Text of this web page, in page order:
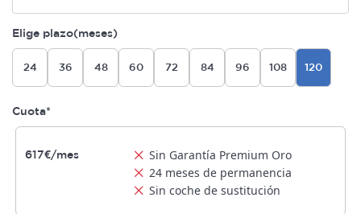
Elige plazo(meses)
24 36 48 60 72 84 96 108 120
Cuota*
617€/mes
Sin Garantía Premium Oro
24 meses de permanencia
Sin coche de sustitución